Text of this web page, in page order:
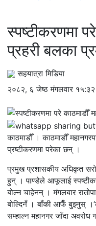
स्पष्टीकरणमा
प्रहरी बलका
सहयात्रा मिडिया
२०८२, ६ जेष्ठ मंगलवार १५:३२
काठमाडौँ । काठमाडौँ
प्रष्टीकरणमा परेका छन् ।
प्रमुख प्रशासकीय अधिकृत
हुन् । पाण्डेले आफूलाई
बोल्न चाहेनन् । मंगलबार
बोल्दिनँ । बाँकी आफैँ बुझ्नुस्
सम्हाल्न महानगर जाँदा